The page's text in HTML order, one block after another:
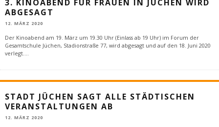
3. KINOABEND FÜR FRAUEN IN JÜCHEN WIRD
ABGESAGT
12. MÄRZ 2020
Der Kinoabend am 19. März um 19.30 Uhr (Einlass ab 19 Uhr) im Forum der
Gesamtschule Jüchen, Stadionstraße 77, wird abgesagt und auf den 18. Juni 2020
verlegt.
STADT JÜCHEN SAGT ALLE STÄDTISCHEN
VERANSTALTUNGEN AB
12. MÄRZ 2020